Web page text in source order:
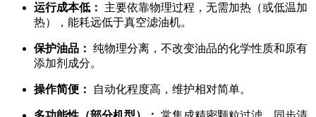
运行成本低：
主要依靠物理过程，无需加热（或低温加
热），能耗远低于真空滤油机。
保护油品： 纯物理分离，不改变油品的化学性质和原有
添加剂成分。
操作简便： 自动化程度高，维护相对简单。